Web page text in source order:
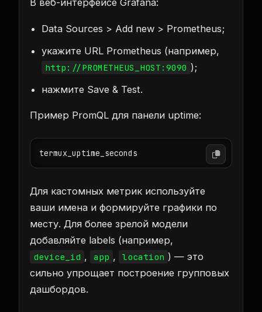
В веб-интерфейсе Grafana:
Data Sources > Add new > Prometheus;
укажите URL Prometheus (например,
http://PROMETHEUS_HOST:9090 );
нажмите Save & Test.
Пример PromQL для панели uptime:
termux_uptime_seconds
Для кастомных метрик используйте
ваши имена и формируйте графики по
месту. Для более зрелой модели
добавляйте labels (например,
device_id , app , location ) — это
сильно упрощает построение групповых
дашбордов.